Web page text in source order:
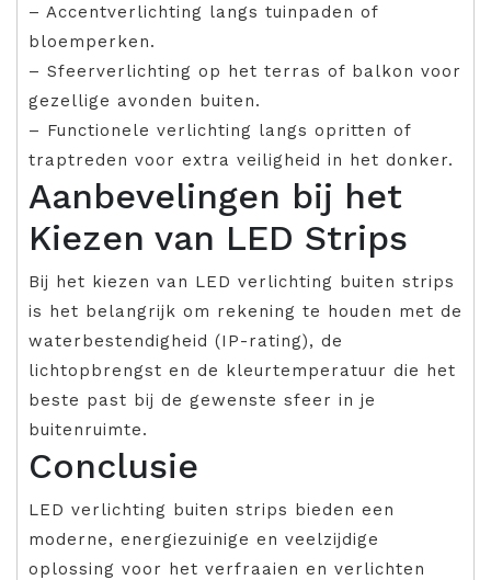
– Accentverlichting langs tuinpaden of
bloemperken.
– Sfeerverlichting op het terras of balkon voor
gezellige avonden buiten.
– Functionele verlichting langs opritten of
traptreden voor extra veiligheid in het donker.
Aanbevelingen bij het
Kiezen van LED Strips
Bij het kiezen van LED verlichting buiten strips
is het belangrijk om rekening te houden met de
waterbestendigheid (IP-rating), de
lichtopbrengst en de kleurtemperatuur die het
beste past bij de gewenste sfeer in je
buitenruimte.
Conclusie
LED verlichting buiten strips bieden een
moderne, energiezuinige en veelzijdige
oplossing voor het verfraaien en verlichten